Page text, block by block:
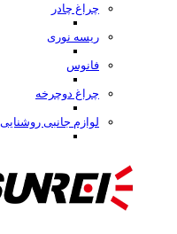
چراغ چادر
ریسه نوری
فانوس
چراغ دوچرخه
لوازم جانبی روشنایی